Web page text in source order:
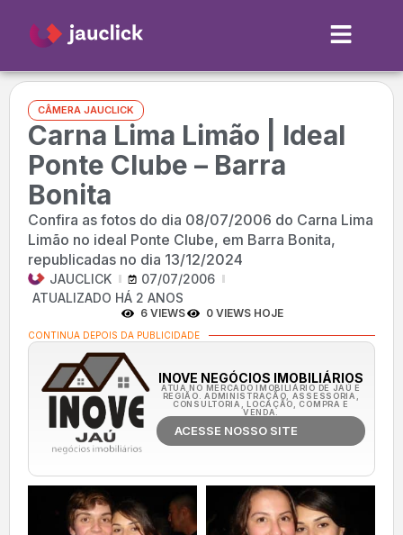
CÂMERA JAUCLICK
Carna Lima Limão | Ideal
Ponte Clube – Barra
Bonita
Confira as fotos do dia 08/07/2006 do Carna Lima
Limão no ideal Ponte Clube, em Barra Bonita,
republicadas no dia 13/12/2024
JAUCLICK
07/07/2006
ATUALIZADO HÁ 2 ANOS
6 VIEWS 0 VIEWS HOJE
CONTINUA DEPOIS DA PUBLICIDADE
INOVE NEGÓCIOS IMOBILIÁRIOS
ATUA NO MERCADO IMOBILIÁRIO DE JAÚ E
REGIÃO. ADMINISTRAÇÃO, ASSESSORIA,
CONSULTORIA, LOCAÇÃO, COMPRA E
VENDA.
ACESSE NOSSO SITE